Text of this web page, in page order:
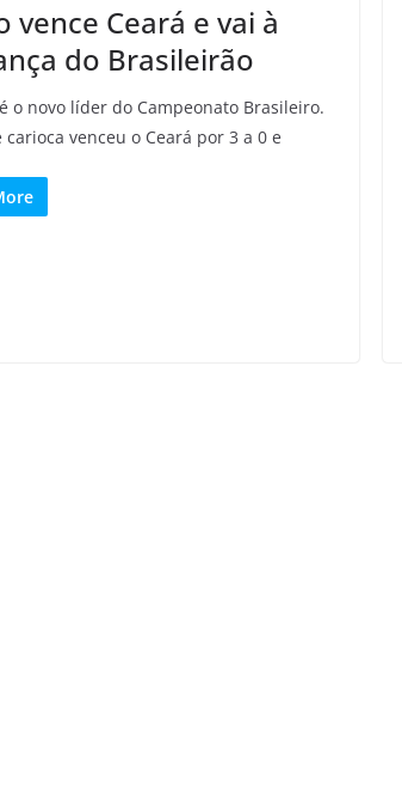
vence Ceará e vai à
do Brasileirão
o novo líder do Campeonato Brasileiro.
carioca venceu o Ceará por 3 a 0 e